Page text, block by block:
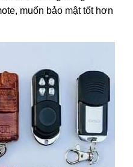
muốn bảo mật tốt hơn